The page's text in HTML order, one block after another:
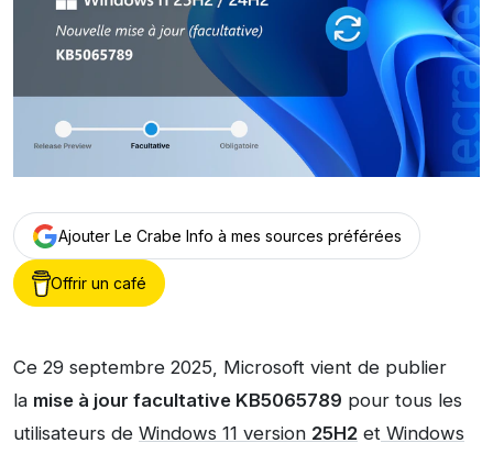
Ajouter Le Crabe Info à mes sources préférées
Offrir un café
Ce 29 septembre 2025, Microsoft vient de publier
la mise à jour facultative KB5065789 pour tous les
utilisateurs de Windows 11 version 25H2 et Windows